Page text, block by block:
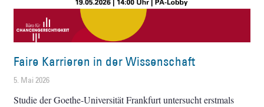
Faire Karrieren in der Wissenschaft
5. Mai 2026
Studie der Goethe-Universität Frankfurt untersucht erstmals